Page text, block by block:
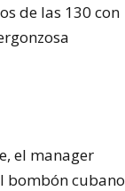
de las 130 con
el manager
bombón